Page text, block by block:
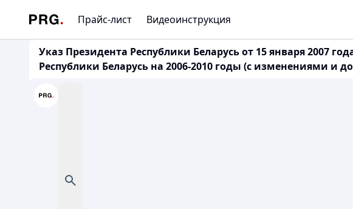
Прайс-лист Видеоинструкция
Указ Президента Республики Беларусь от 15 января 2007
Республики Беларусь на 2006-2010 годы (с изменениями и